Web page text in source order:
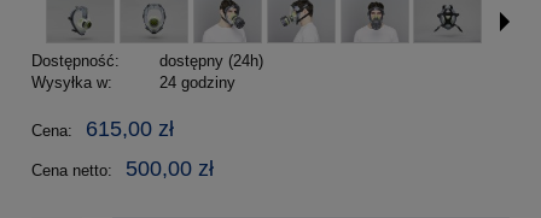
Dostępność:
dostępny (24h)
Wysyłka w:
24 godziny
Cena: 615,00 zł
Cena netto: 500,00 zł